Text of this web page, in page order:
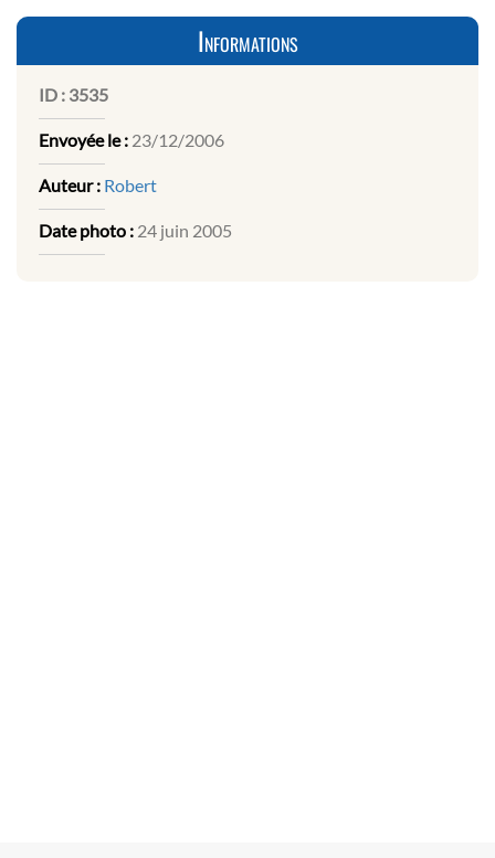
Informations
ID : 3535
Envoyée le : 23/12/2006
Auteur : Robert
Date photo : 24 juin 2005